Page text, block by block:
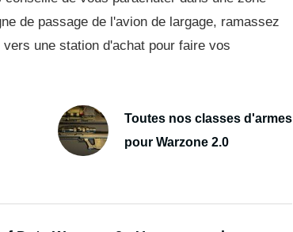
de passage de l'avion de largage, ramassez
une station d'achat pour faire vos
Toutes nos classes d'armes
pour Warzone 2.0